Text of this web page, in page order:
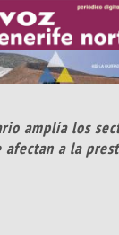
amplía los
afectan a la